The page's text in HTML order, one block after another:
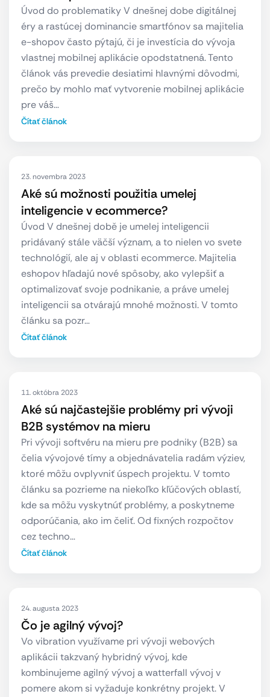
Úvod do problematiky V dnešnej dobe digitálnej
éry a rastúcej dominancie smartfónov sa majitelia
e-shopov často pýtajú, či je investícia do vývoja
vlastnej mobilnej aplikácie opodstatnená. Tento
článok vás prevedie desiatimi hlavnými dôvodmi,
prečo by mohlo mať vytvorenie mobilnej aplikácie
pre váš…
Čítať článok
23. novembra 2023
Aké sú možnosti použitia umelej
inteligencie v ecommerce?
Úvod V dnešnej době je umelej inteligencii
pridávaný stále väčší význam, a to nielen vo svete
technológií, ale aj v oblasti ecommerce. Majitelia
eshopov hľadajú nové spôsoby, ako vylepšiť a
optimalizovať svoje podnikanie, a práve umelej
inteligencii sa otvárajú mnohé možnosti. V tomto
článku sa pozr…
Čítať článok
11. októbra 2023
Aké sú najčastejšie problémy pri vývoji
B2B systémov na mieru
Pri vývoji softvéru na mieru pre podniky (B2B) sa
čelia vývojové tímy a objednávatelia radám výziev,
ktoré môžu ovplyvniť úspech projektu. V tomto
článku sa pozrieme na niekoľko kľúčových oblastí,
kde sa môžu vyskytnúť problémy, a poskytneme
odporúčania, ako im čeliť. Od fixných rozpočtov
cez techno…
Čítať článok
24. augusta 2023
Čo je agilný vývoj?
Vo vibration využívame pri vývoji webových
aplikácii takzvaný hybridný vývoj, kde
kombinujeme agilný vývoj a watterfall vývoj v
pomere akom si vyžaduje konkrétny projekt. V